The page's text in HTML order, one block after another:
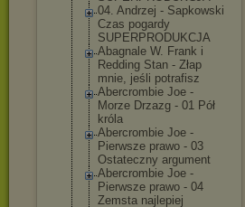
04. Andrzej - Sapkowski
Czas pogardy
SUPERPRODUKCJA
Abagnale W. Frank i
Redding Stan - Złap
mnie, jeśli potrafisz
Abercrombie Joe -
Morze Drzazg - 01 Pół
króla
Abercrombie Joe -
Pierwsze prawo - 03
Ostateczny argument
Abercrombie Joe -
Pierwsze prawo - 04
Zemsta najlepiej